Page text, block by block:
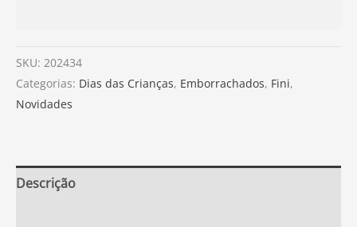
SKU: 202434
Categorias: Dias das Crianças, Emborrachados, Fini,
Novidades
Descrição